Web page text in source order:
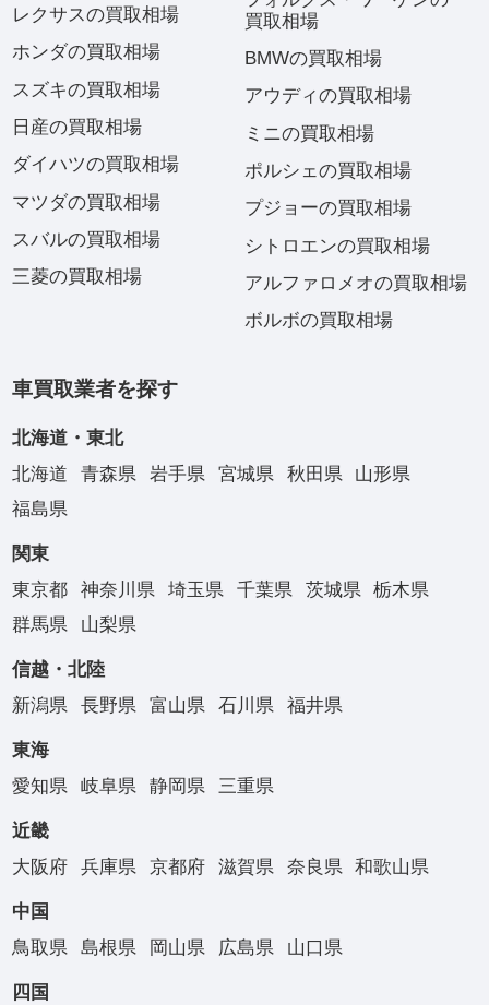
レクサスの買取相場
ホンダの買取相場
スズキの買取相場
日産の買取相場
ダイハツの買取相場
マツダの買取相場
スバルの買取相場
三菱の買取相場
買取相場
BMWの買取相場
アウディの買取相場
ミニの買取相場
ポルシェの買取相場
プジョーの買取相場
シトロエンの買取相場
アルファロメオの買取相場
ボルボの買取相場
車買取業者を探す
北海道・東北
北海道
青森県 岩手県 宮城県 秋田県
山形県
福島県
関東
東京都
神奈川県 埼玉県 千葉県 茨城県
栃木県
群馬県
山梨県
信越・北陸
新潟県
長野県 富山県 石川県 福井県
東海
愛知県
岐阜県 静岡県 三重県
近畿
大阪府
兵庫県 京都府 滋賀県 奈良県 和歌山県
中国
鳥取県
島根県 岡山県 広島県 山口県
四国